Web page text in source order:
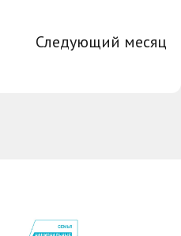
Следующий месяц